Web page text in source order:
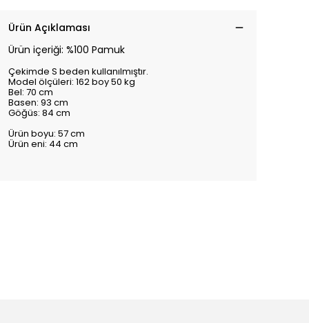
Ürün Açıklaması
Ürün içeriği: %100 Pamuk
Çekimde S beden kullanılmıştır.
Model ölçüleri: 162 boy 50 kg
Bel: 70 cm
Basen: 93 cm
Göğüs: 84 cm
Ürün boyu: 57 cm
Ürün eni: 44 cm